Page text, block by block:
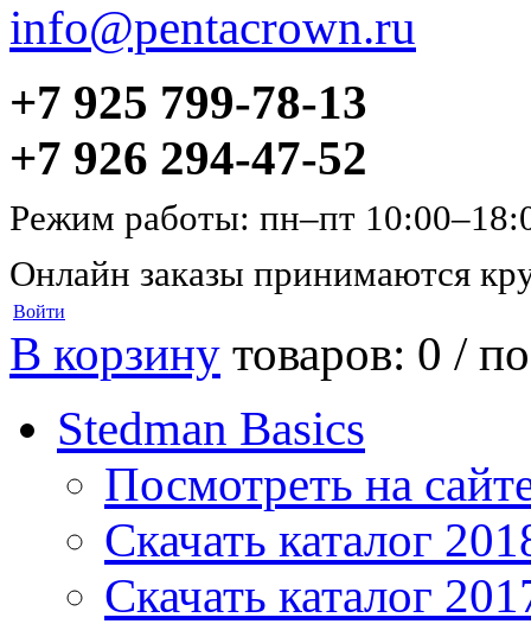
info@pentacrown.ru
+7 925 799-78-13
+7 926 294-47-52
Режим работы: пн–пт
Онлайн заказы принимаются
Войти
В корзину товаров: 0 /
Stedman Basics
Посмотреть на
Скачать каталог
Скачать каталог